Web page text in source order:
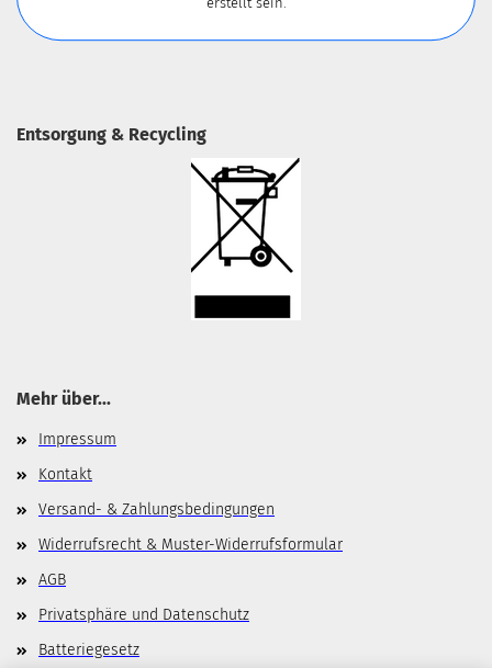
Entsorgung & Recycling
Mehr über...
Impressum
Kontakt
Versand- & Zahlungsbedingungen
Widerrufsrecht & Muster-Widerrufsformular
AGB
Privatsphäre und Datenschutz
Batteriegesetz